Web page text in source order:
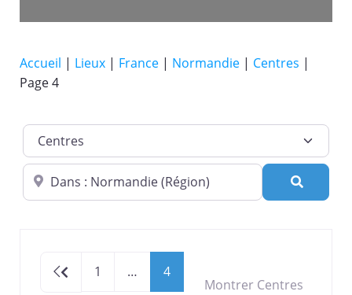
Accueil | Lieux | France | Normandie | Centres |
Page 4
Catégorie de lieu
Dans quelle ville ?
Newer posts
1 … 4
Montrer Centres